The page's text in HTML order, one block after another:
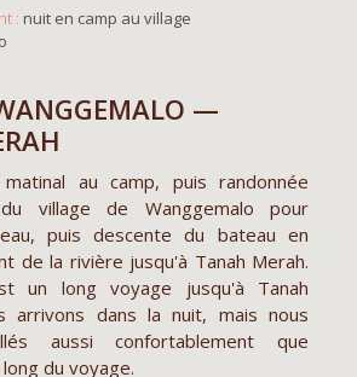
: nuit en camp au village
—
au camp, puis randonnée
village de Wanggemalo pour
puis descente du bateau en
de la rivière jusqu'à Tanah Merah.
un long voyage jusqu'à Tanah
arrivons dans la nuit, mais nous
aussi confortablement que
du voyage.